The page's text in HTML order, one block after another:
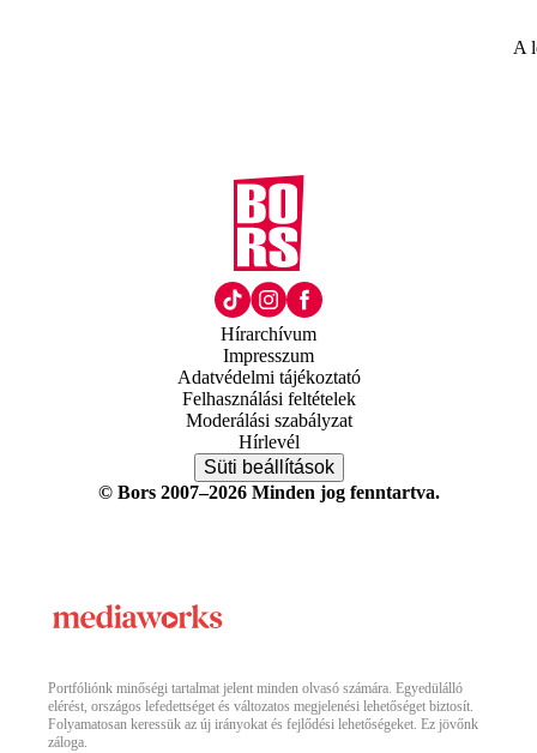
A
Hírarchívum
Impresszum
Adatvédelmi tájékoztató
Felhasználási feltételek
Moderálási szabályzat
Hírlevél
Süti beállítások
© Bors 2007–2026 Minden jog fenntartva.
Portfóliónk minőségi tartalmat jelent minden olvasó számára. Egyedülálló
elérést, országos lefedettséget és változatos megjelenési lehetőséget biztosít.
Folyamatosan keressük az új irányokat és fejlődési lehetőségeket. Ez jövőnk
záloga.